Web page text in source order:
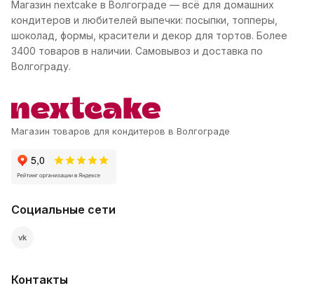
Магазин nextcake в Волгограде — всё для домашних
кондитеров и любителей выпечки: посыпки, топперы,
шоколад, формы, красители и декор для тортов. Более
3400 товаров в наличии. Самовывоз и доставка по
Волгограду.
Магазин товаров для кондитеров в Волгограде
Социальные сети
vk
Контакты